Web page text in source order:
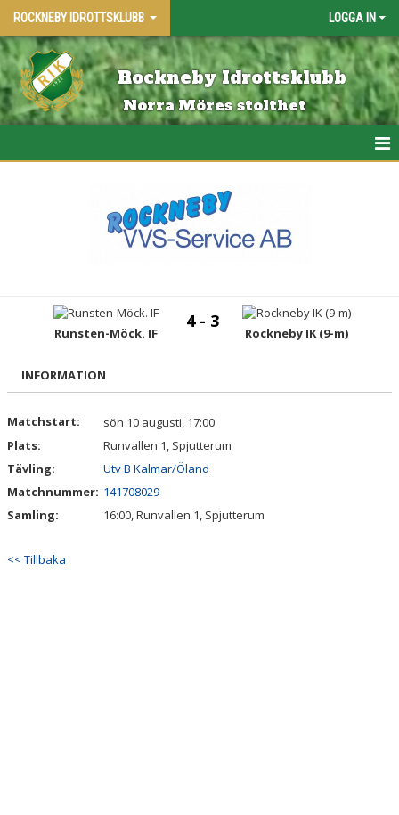
ROCKNEBY IDROTTSKLUBB LOGGA IN
Rockneby Idrottsklubb
Norra Möres stolthet
BLI MEDLEM
KONTAKTA OSS
NYHETER
DOKUMENT/RUTINER/POLICY
LF FASTIGHETSFÖRMEDLING CUP
Runsten-Möck. IF
4 - 3
Rockneby IK (9-m)
INFORMATION
Matchstart:
sön 10 augusti, 17:00
Plats:
Runvallen 1, Spjutterum
Tävling:
Utv B Kalmar/Öland
Matchnummer: 141708029
Samling:
16:00, Runvallen 1, Spjutterum
<< Tillbaka